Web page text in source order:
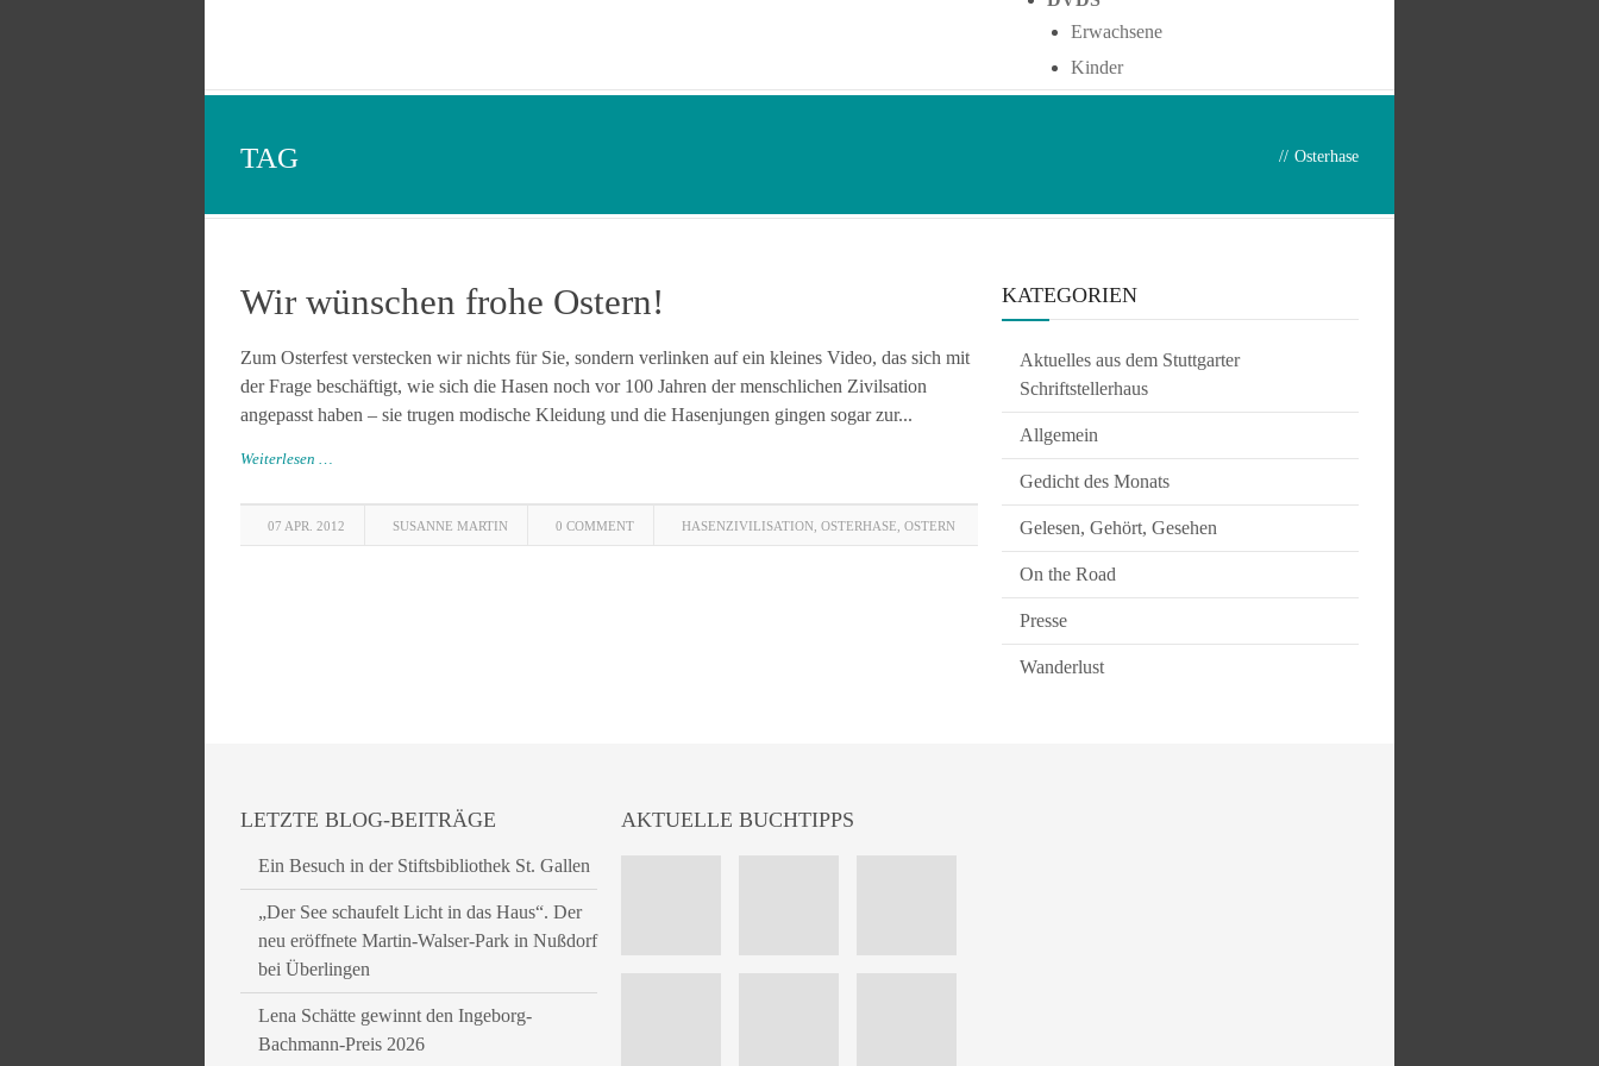
Erwachsene
Kinder
TAG // Osterhase
Wir wünschen frohe Ostern!
Zum Osterfest verstecken wir nichts für Sie, sondern verlinken auf ein kleines Video, das sich mit
der Frage beschäftigt, wie sich die Hasen noch vor 100 Jahren der menschlichen Zivilsation
angepasst haben – sie trugen modische Kleidung und die Hasenjungen gingen sogar zur...
Weiterlesen …
07 APR. 2012 SUSANNE MARTIN 0 COMMENT HASENZIVILISATION OSTERHASE OSTERN
KATEGORIEN
Aktuelles aus dem Stuttgarter
Schriftstellerhaus
Allgemein
Gedicht des Monats
Gelesen, Gehört, Gesehen
On the Road
Presse
Wanderlust
LETZTE BLOG-BEITRÄGE
Ein Besuch in der Stiftsbibliothek St. Gallen
„Der See schaufelt Licht in das Haus“. Der
neu eröffnete Martin-Walser-Park in Nußdorf
bei Überlingen
Lena Schätte gewinnt den Ingeborg-
Bachmann-Preis 2026
AKTUELLE BUCHTIPPS